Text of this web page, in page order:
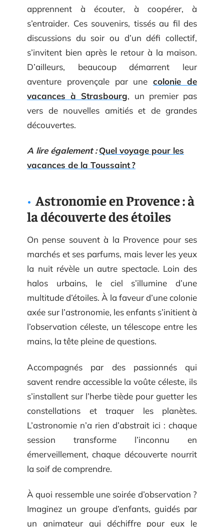
apprennent à écouter, à coopérer, à
s’entraider. Ces souvenirs, tissés au fil des
discussions du soir ou d’un défi collectif,
s’invitent bien après le retour à la maison.
D’ailleurs, beaucoup démarrent leur
aventure provençale par unecolonie de
vacances à Strasbourg, un premier pas
vers de nouvelles amitiés et de grandes
découvertes.
A lire également : Quel voyage pour les
vacances de la Toussaint ?
Astronomie en Provence : à
la découverte des étoiles
On pense souvent à la Provence pour ses
marchés et ses parfums, mais lever les yeux
la nuit révèle un autre spectacle. Loin des
halos urbains, le ciel s’illumine d’une
multitude d’étoiles. À la faveur d’une colonie
axée sur l’astronomie, les enfants s’initient à
l’observation céleste, un télescope entre les
mains, la tête pleine de questions.
Accompagnés par des passionnés qui
savent rendre accessible la voûte céleste, ils
s’installent sur l’herbe tiède pour guetter les
constellations et traquer les planètes.
L’astronomie n’a rien d’abstrait ici : chaque
session transforme l’inconnu en
émerveillement, chaque découverte nourrit
la soif de comprendre.
À quoi ressemble une soirée d’observation ?
Imaginez un groupe d’enfants, guidés par
un animateur qui déchiffre pour eux le